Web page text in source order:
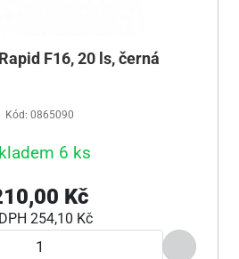
F16, 20 ls, černá
Kód: 0865090
6 ks
Kč
254,10 Kč